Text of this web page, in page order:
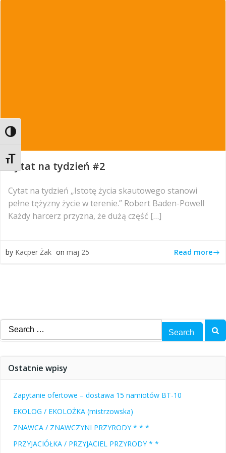
Toggle High Contrast
Toggle Font size
Cytat na tydzień #2
Cytat na tydzień „Istotę życia skautowego stanowi
pełne tężyzny życie w terenie.” Robert Baden-Powell
Każdy harcerz przyzna, że dużą część […]
by Kacper Żak on maj 25 Read more
Search
for:
Ostatnie wpisy
Zapytanie ofertowe – dostawa 15 namiotów BT-10
EKOLOG / EKOLOŻKA (mistrzowska)
ZNAWCA / ZNAWCZYNI PRZYRODY * * *
PRZYJACIÓŁKA / PRZYJACIEL PRZYRODY * *